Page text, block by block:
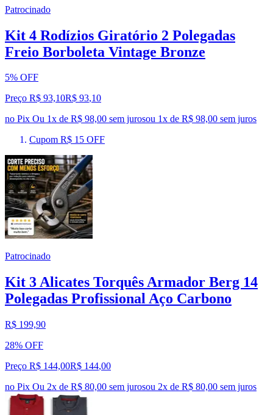
Patrocinado
Kit 4 Rodízios Giratório 2 Polegadas
Freio Borboleta Vintage Bronze
5% OFF
Preço R$ 93,10R$ 93,10
no Pix Ou 1x de R$ 98,00 sem jurosou 1x de R$ 98,00 sem juros
Cupom R$ 15 OFF
Patrocinado
Kit 3 Alicates Torquês Armador Berg 14
Polegadas Profissional Aço Carbono
R$ 199,90
28% OFF
Preço R$ 144,00R$ 144,00
no Pix Ou 2x de R$ 80,00 sem jurosou 2x de R$ 80,00 sem juros